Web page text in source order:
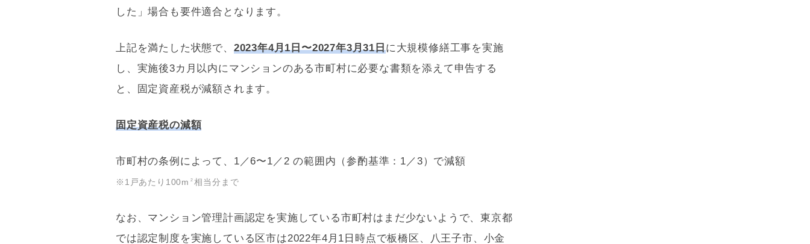
した」場合も要件適合となります。
上記を満たした状態で、 2023年4月1日〜2027年3月31日に大規模修繕工事を実施
し、実施後3カ月以内にマンションのある市町村に必要な書類を添えて申告する
と、
固定資産税が減額されます。
固定資産税の減額
市町村の条例によって、1／6〜1／2 の範囲内（参酌基準：1／3）で減額
※1戸あたり100m 2 相当分まで
なお、マンション管理計画認定を実施している市町村はまだ少ないようで、東京都
では認定制度を実施している区市は2022年4月1日時点で板橋区、八王子市、小金